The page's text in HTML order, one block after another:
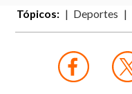
Tópicos: Deportes